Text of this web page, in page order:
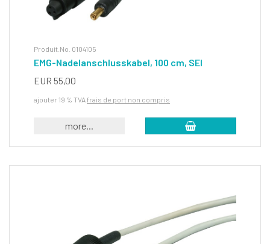
Produit.No. 0104105
EMG-Nadelanschlusskabel, 100 cm, SEI
EUR 55,00
ajouter 19 % TVAfrais de port non compris
more...